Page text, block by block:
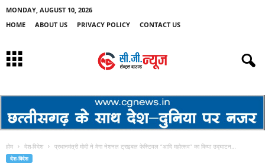
MONDAY, AUGUST 10, 2026
HOME
ABOUT US PRIVACY POLICY CONTACT US
होम देश-विदेश प्रधानमंत्री मोदी ने मेगा नेशनल ट्राइबल फेस्टिवल “आदि महोत्सव” का किया उद्घाटन…
देश-विदेश